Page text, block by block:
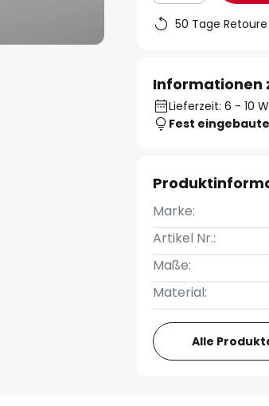
50 Tage Retoure
Informationen
Lieferzeit: 6 - 10
Fest
Marke:
Artikel Nr.:
Maße:
Material:
Alle